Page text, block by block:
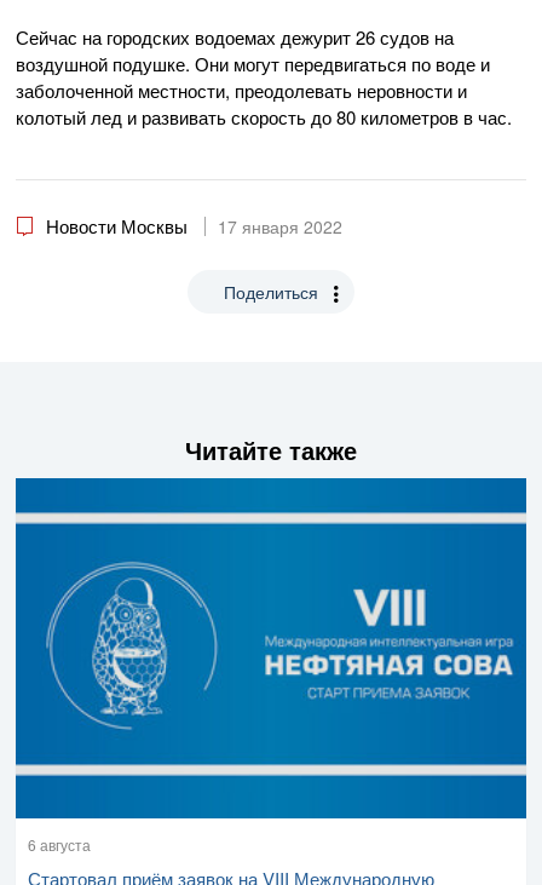
Сейчас на городских водоемах дежурит 26 судов на
воздушной подушке. Они могут передвигаться по воде и
заболоченной местности, преодолевать неровности и
колотый лед и развивать скорость до 80 километров в час.
Новости Москвы 17 января 2022
Поделиться
Читайте также
6 августа
Стартовал приём заявок на VIII Международную